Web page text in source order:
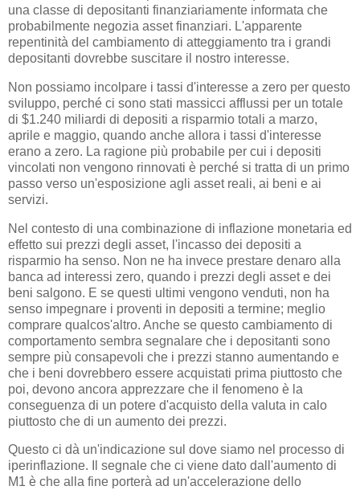
una classe di depositanti finanziariamente informata che
probabilmente negozia asset finanziari. L'apparente
repentinità del cambiamento di atteggiamento tra i grandi
depositanti dovrebbe suscitare il nostro interesse.
Non possiamo incolpare i tassi d'interesse a zero per questo
sviluppo, perché ci sono stati massicci afflussi per un totale
di $1.240 miliardi di depositi a risparmio totali a marzo,
aprile e maggio, quando anche allora i tassi d'interesse
erano a zero. La ragione più probabile per cui i depositi
vincolati non vengono rinnovati è perché si tratta di un primo
passo verso un'esposizione agli asset reali, ai beni e ai
servizi.
Nel contesto di una combinazione di inflazione monetaria ed
effetto sui prezzi degli asset, l'incasso dei depositi a
risparmio ha senso. Non ne ha invece prestare denaro alla
banca ad interessi zero, quando i prezzi degli asset e dei
beni salgono. E se questi ultimi vengono venduti, non ha
senso impegnare i proventi in depositi a termine; meglio
comprare qualcos'altro. Anche se questo cambiamento di
comportamento sembra segnalare che i depositanti sono
sempre più consapevoli che i prezzi stanno aumentando e
che i beni dovrebbero essere acquistati prima piuttosto che
poi, devono ancora apprezzare che il fenomeno è la
conseguenza di un potere d'acquisto della valuta in calo
piuttosto che di un aumento dei prezzi.
Questo ci dà un'indicazione sul dove siamo nel processo di
iperinflazione. Il segnale che ci viene dato dall'aumento di
M1 è che alla fine porterà ad un'accelerazione dello